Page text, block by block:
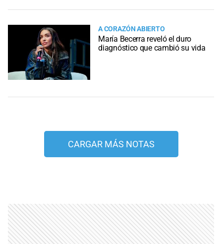
A CORAZÓN ABIERTO
María Becerra reveló el duro
diagnóstico que cambió su vida
CARGAR MÁS NOTAS